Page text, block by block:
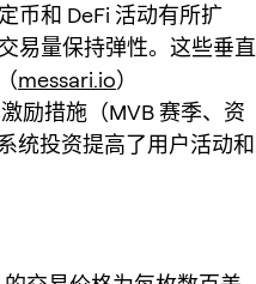
币和 DeFi 活动有所扩
易量保持弹性。这些垂直
messari.io）
励措施（MVB 赛季、资
统投资提高了用户活动和